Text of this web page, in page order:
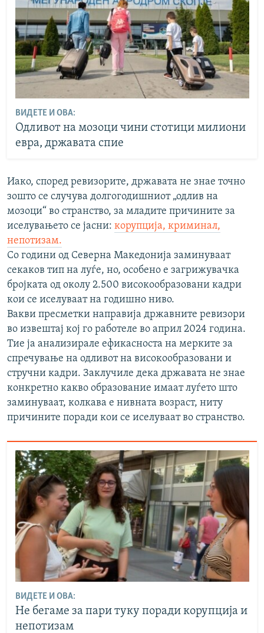
ВИДЕТЕ И ОВА:
Одливот на мозоци чини стотици милиони
евра, државата спие
Иако, според ревизорите, државата не знае точно
зошто се случува долгогодишниот „одлив на
мозоци“ во странство, за младите причините за
иселувањето се јасни: корупција, криминал,
непотизам.
Со години од Северна Македонија заминуваат
секаков тип на луѓе, но, особено е загрижувачка
бројката од околу 2.500 високообразовани кадри
кои се иселуваат на годишно ниво.
Вакви пресметки направија државните ревизори
во извештај кој го работеле во април 2024 година.
Тие ја анализирале ефикасноста на мерките за
спречување на одливот на високообразовани и
стручни кадри. Заклучиле дека државата не знае
конкретно какво образование имаат луѓето што
заминуваат, колкава е нивната возраст, ниту
причините поради кои се иселуваат во странство.
ВИДЕТЕ И ОВА:
Не бегаме за пари туку поради корупција и
непотизам